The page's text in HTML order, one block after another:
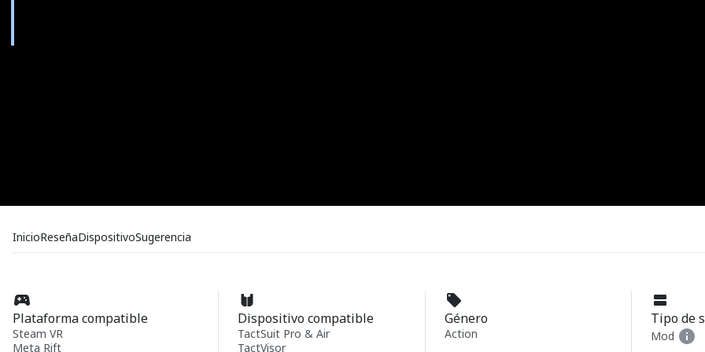
InicioReseñaDispositivoSugerencia
Plataforma compatible
Steam VR
Meta Rift
Dispositivo compatible
TactSuit Pro & Air
TactVisor
Género
Action
Tipo de
Mod